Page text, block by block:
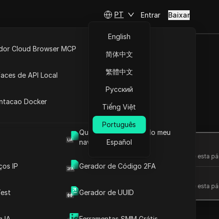
Qual é o User Agent do meu
navegador
IP Gerador de Código 2FA
Gerador de UUID
Cloud Browser MCP
de API Local
Docker
PT
English
简体中文
繁體中文
Русский
Tiếng Việt
Português
Español
Entrar Baixar
facilidade
Fazer perguntas
Fazer perguntas sobre esta
Fazer perguntas sobre esta